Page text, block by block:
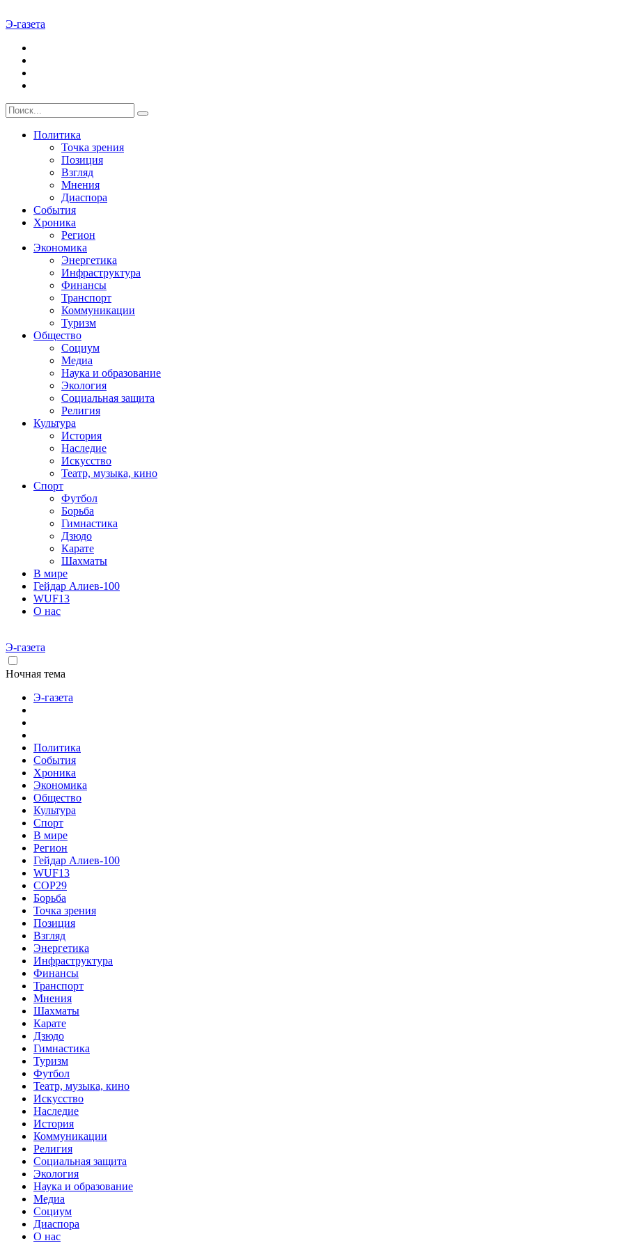
Э-газета
Политика
Точка зрения
Позиция
Взгляд
Мнения
Диаспора
События
Хроника
Регион
Экономика
Энергетика
Инфраструктура
Финансы
Транспорт
Коммуникации
Туризм
Общество
Социум
Медиа
Наука и образование
Экология
Социальная защита
Религия
Культура
История
Наследие
Искусство
Театр, музыка, кино
Спорт
Футбол
Борьба
Гимнастика
Дзюдо
Карате
Шахматы
В мире
Гейдар Алиев-100
WUF13
О нас
Э-газета
Ночная тема
Э-газета
Политика
События
Хроника
Экономика
Общество
Культура
Спорт
В мире
Регион
Гейдар Алиев-100
WUF13
COP29
Борьба
Точка зрения
Позиция
Взгляд
Энергетика
Инфраструктура
Финансы
Транспорт
Мнения
Шахматы
Карате
Дзюдо
Гимнастика
Туризм
Футбол
Театр, музыка, кино
Искусство
Наследие
История
Коммуникации
Религия
Социальная защита
Экология
Наука и образование
Медиа
Социум
Диаспора
О нас